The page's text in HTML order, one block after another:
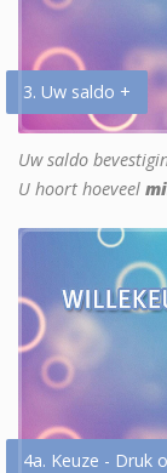
3. Uw saldo +
Uw saldo
U hoort hoeveel
4a. Keuze - Druk